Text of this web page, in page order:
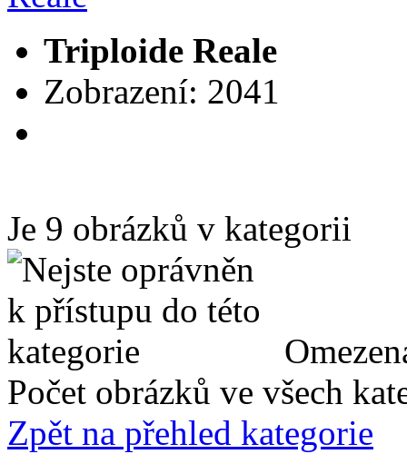
Triploide Reale
Zobrazení: 2041
Je 9 obrázků v kategorii
Počet obrázků ve všech
Zpět na přehled kategorie